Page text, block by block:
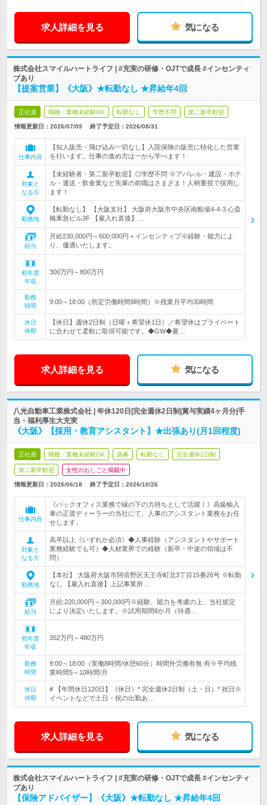
求人詳細を見る 気になる
株式会社スマイルハートライフ | #充実の研修・OJTで成長 #インセンティ
ブあり
【提案営業】《大阪》★転勤なし ★昇給年4回
正社員 職種・業種未経験OK 転勤なし 学歴不問 第二新卒歓迎
情報更新日：2026/07/09 終了予定日： 2026/08/31
仕事内容
【知人販売・飛び込み一切なし】入院保険の販売に特化した営業
を行います。仕事の進め方は一から学べます！
対象と
なる方
【未経験者・第二新卒歓迎】◎学歴不問 ※アパレル・建設・ホテ
ル・運送・飲食業など先輩の前職はさまざま！人柄重視で採用し
ます！
勤務地
【転勤なし】 【大阪支社】 大阪府大阪市中央区南船場4-4-3 心斎
橋東急ビル3F 【雇入れ直後】…
給与
月給230,000円～600,000円＋インセンティブ※経験・能力によ
り、優遇いたします。
初年度
年収
300万円～800万円
勤務
時間
9:00～18:00（所定労働時間8時間）※残業月平均30時間
休日
休暇
【休日】週休2日制（日曜＋希望休1日）／希望休はプライベート
に合わせて柔軟に取得可能です。◆GW◆夏…
求人詳細を見る 気になる
八光自動車工業株式会社 | 年休120日|完全週休2日制|賞与実績4ヶ月分|手
当・福利厚生大充実
《大阪》【採用・教育アシスタント】★出張あり(月1回程度)
正社員 職種・業種未経験OK 急募 転勤なし 完全週休2日制
第二新卒歓迎 女性のおしごと掲載中
情報更新日：2026/06/18 終了予定日： 2026/10/26
仕事内容
《バックオフィス業務で縁の下の力持ちとして活躍！》高級輸入
車の正規ディーラーの当社にて、人事のアシスタント業務をお任
せします。
対象と
なる方
高卒以上《いずれか必須》◆人事経験（アシスタントやサポート
業務経験でも可）◆人材業界での経験（新卒・中途の領域は不
問）
勤務地
【本社】 大阪府大阪市阿倍野区天王寺町北3丁目15番26号 ※転勤
なし 【雇入れ直後】上記事業所…
給与
月給:220,000円～300,000円※経験、能力を考慮の上、当社規定
により決定いたします。※試用期間6か月（待遇…
初年度
年収
352万円～480万円
勤務
時間
9:00～18:00（実働8時間/休憩60分）時間外労働有無:有※平均残
業時間5～10時間/月
休日
休暇
# 【年間休日120日】《休日》* 完全週休2日制（土・日）* 祝日※
イベントなどで土日・祝の出勤あ…
求人詳細を見る 気になる
株式会社スマイルハートライフ | #充実の研修・OJTで成長 #インセンティ
ブあり
【保険アドバイザー】《大阪》★転勤なし ★昇給年4回